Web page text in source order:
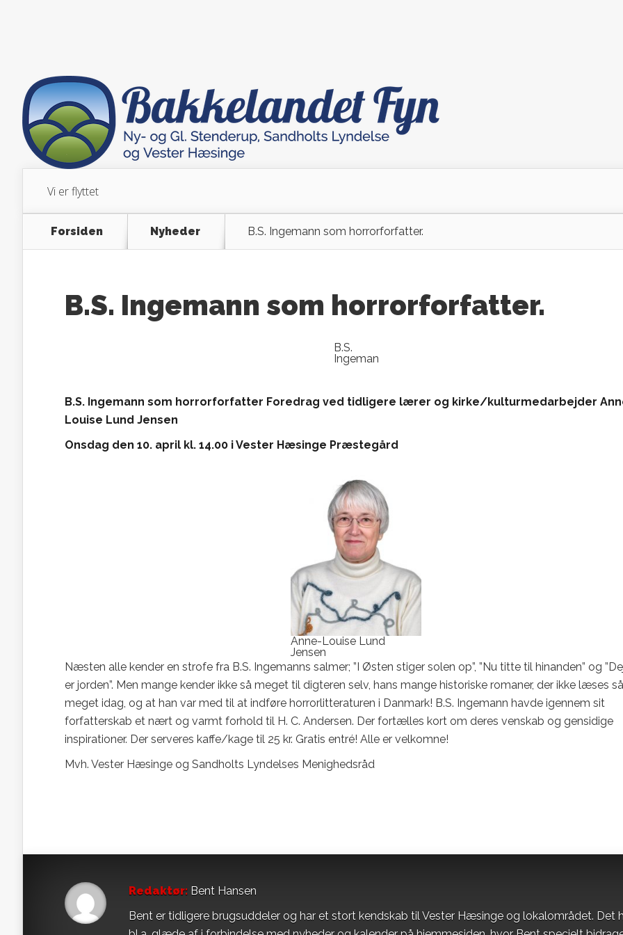
Vi er flyttet
Forsiden Nyheder B.S. Ingemann som horrorforfatter.
B.S. Ingemann som horrorforfatter.
B.S.
Ingeman
B.S. Ingemann som horrorforfatter Foredrag ved tidligere lærer og kirke/kulturmedarbejder
Louise Lund Jensen
Onsdag den 10. april kl. 14.00 i Vester Hæsinge Præstegård
Anne-Louise Lund
Jensen
Næsten alle kender en strofe fra B.S. Ingemanns salmer; ”I Østen stiger solen op”, ”Nu titte til hinanden” og
er jorden”. Men mange kender ikke så meget til digteren selv, hans mange historiske romaner, der ikke læses så
meget idag, og at han var med til at indføre horrorlitteraturen i Danmark! B.S. Ingemann havde igennem sit
forfatterskab et nært og varmt forhold til H. C. Andersen. Der fortælles kort om deres venskab og gensidige
inspirationer. Der serveres kaffe/kage til 25 kr. Gratis entré! Alle er velkomne!
Mvh. Vester Hæsinge og Sandholts Lyndelses Menighedsråd
Redaktør: Bent Hansen
Bent er tidligere brugsuddeler og har et stort kendskab til Vester Hæsinge og lokalområdet. Det